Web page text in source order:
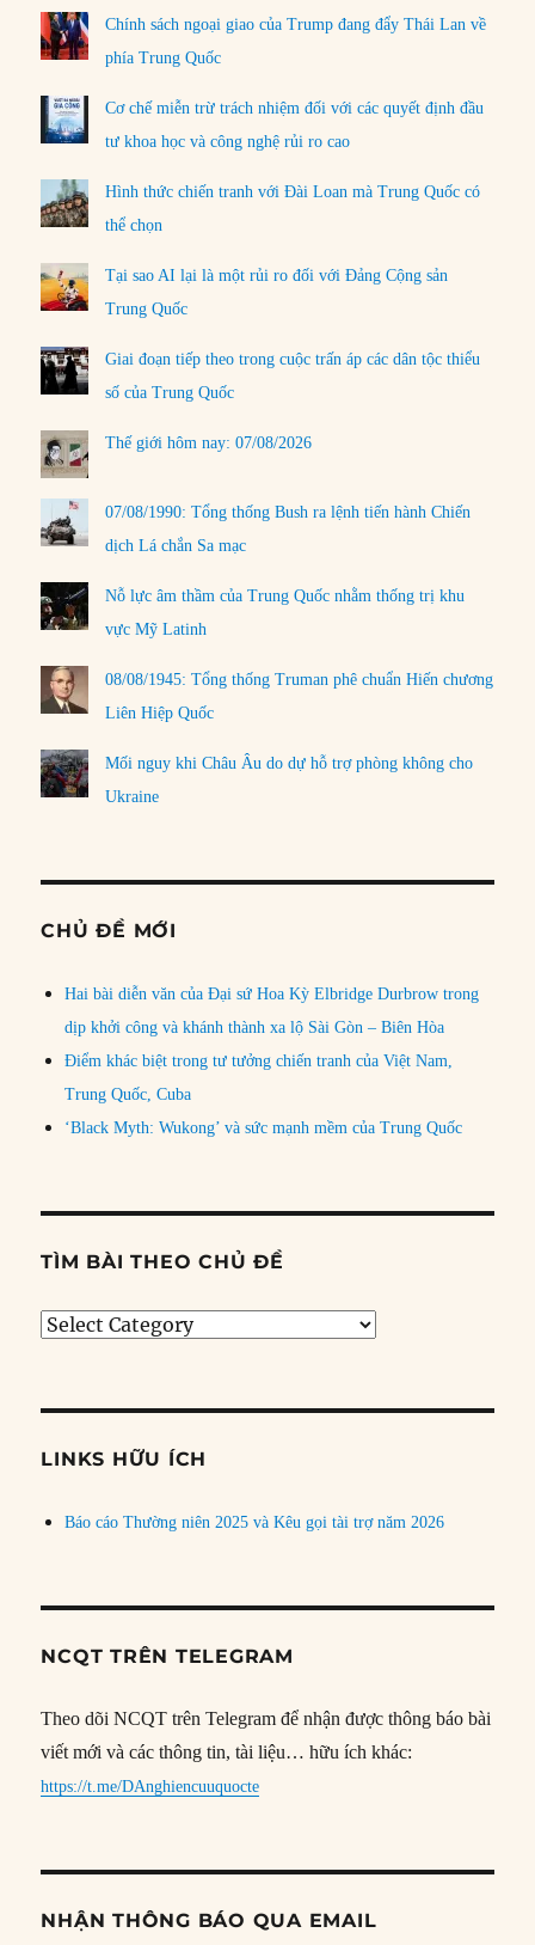
Chính sách ngoại giao của Trump đang đẩy Thái Lan về
phía Trung Quốc
Cơ chế miễn trừ trách nhiệm đối với các quyết định đầu
tư khoa học và công nghệ rủi ro cao
Hình thức chiến tranh với Đài Loan mà Trung Quốc có
thể chọn
Tại sao AI lại là một rủi ro đối với Đảng Cộng sản
Trung Quốc
Giai đoạn tiếp theo trong cuộc trấn áp các dân tộc thiểu
số của Trung Quốc
Thế giới hôm nay: 07/08/2026
07/08/1990: Tổng thống Bush ra lệnh tiến hành Chiến
dịch Lá chắn Sa mạc
Nỗ lực âm thầm của Trung Quốc nhằm thống trị khu
vực Mỹ Latinh
08/08/1945: Tổng thống Truman phê chuẩn Hiến chương
Liên Hiệp Quốc
Mối nguy khi Châu Âu do dự hỗ trợ phòng không cho
Ukraine
CHỦ ĐỀ MỚI
Hai bài diễn văn của Đại sứ Hoa Kỳ Elbridge Durbrow trong
dịp khởi công và khánh thành xa lộ Sài Gòn – Biên Hòa
Điểm khác biệt trong tư tưởng chiến tranh của Việt Nam,
Trung Quốc, Cuba
‘Black Myth: Wukong’ và sức mạnh mềm của Trung Quốc
TÌM BÀI THEO CHỦ ĐỀ
Tìm
đề
LINKS HỮU ÍCH
Báo cáo Thường niên 2025 và Kêu gọi tài trợ năm 2026
NCQT TRÊN TELEGRAM
Theo dõi NCQT trên Telegram để nhận được thông báo bài
viết mới và các thông tin, tài liệu… hữu ích khác:
https://t.me/DAnghiencuuquocte
NHẬN THÔNG BÁO QUA EMAIL